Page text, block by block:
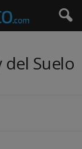
del Suelo